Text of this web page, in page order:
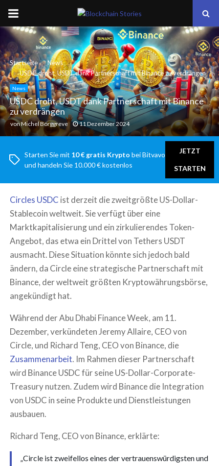
PRIMARY
MENU
Startseite
News
USDC droht, USDT dank Partnerschaft mit Binance zu verdrängen
News
USDC droht, USDT dank Partnerschaft mit Binance
zu verdrängen
vonMichel Borggreve 11 Dezember 2024
Starten Sie mit 10 € gratis Krypto bei Bitvavo
und handeln Sie 10.000 € kostenlos
JETZT
STARTEN
Circles USDC ist derzeit die zweitgrößte US-Dollar-
Stablecoin weltweit. Sie verfügt über eine
Marktkapitalisierung und ein zirkulierendes Token-
Angebot, das etwa ein Drittel von Tethers USDT
ausmacht. Diese Situation könnte sich jedoch bald
ändern, da Circle eine strategische Partnerschaft mit
Binance, der weltweit größten Kryptowährungsbörse,
angekündigt hat.
Während der Abu Dhabi Finance Week, am 11.
Dezember, verkündeten Jeremy Allaire, CEO von
Circle, und Richard Teng, CEO von Binance, die
Zusammenarbeit. Im Rahmen dieser Partnerschaft
wird Binance USDC für seine US-Dollar-Corporate-
Treasury nutzen. Zudem wird Binance die Integration
von USDC in seine Produkte und Dienstleistungen
ausbauen.
Richard Teng, CEO von Binance, erklärte:
„Circle ist zweifellos eines der vertrauenswürdigsten und